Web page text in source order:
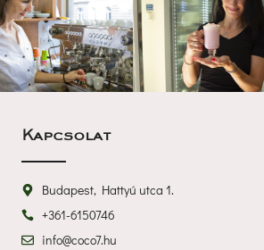
Kapcsolat
Budapest, Hattyú utca 1.
+361-6150746
info@coco7.hu